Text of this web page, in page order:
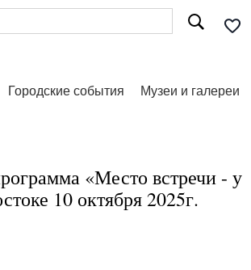
Городские события Музеи и галереи
«Место встречи - у
10 октября 2025г.